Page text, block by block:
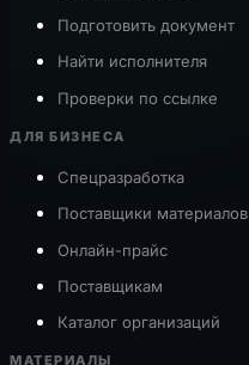
Подготовить документ
Найти исполнителя
Проверки по ссылке
ДЛЯ БИЗНЕСА
Спецразработка
Поставщики материалов
Онлайн-прайс
Поставщикам
Каталог организаций
МАТЕРИАЛЫ